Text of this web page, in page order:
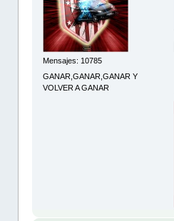
Mensajes: 10785
GANAR,GANAR,GANAR Y
VOLVER A GANAR